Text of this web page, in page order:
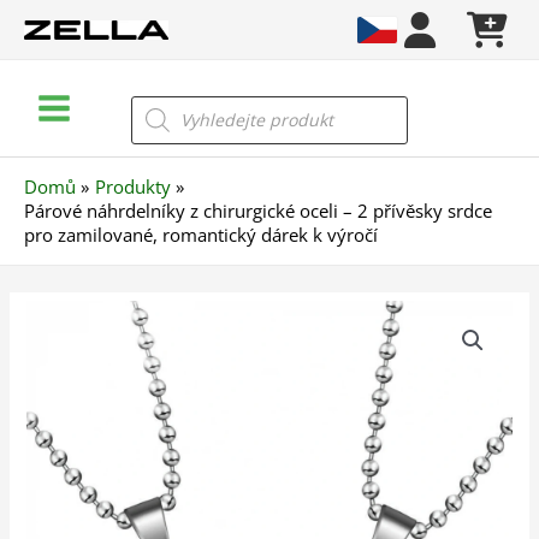
Menu
Products
search
Domů
Produkty
Párové náhrdelníky z chirurgické oceli – 2 přívěsky srdce
pro zamilované, romantický dárek k výročí
oceli
přívěsky